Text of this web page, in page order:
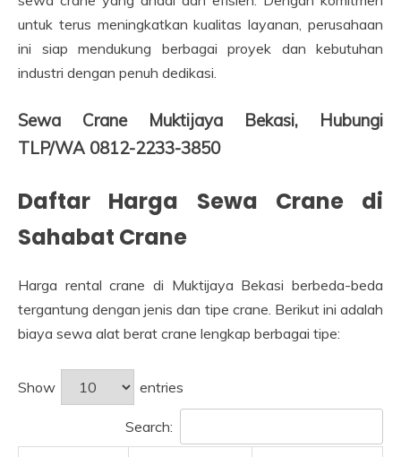
untuk terus meningkatkan kualitas layanan, perusahaan
ini siap mendukung berbagai proyek dan kebutuhan
industri dengan penuh dedikasi.
Sewa Crane Muktijaya Bekasi, Hubungi
TLP/WA 0812-2233-3850
Daftar Harga Sewa Crane di
Sahabat Crane
Harga rental crane di Muktijaya Bekasi berbeda-beda
tergantung dengan jenis dan tipe crane. Berikut ini adalah
biaya sewa alat berat crane lengkap berbagai tipe:
Show entries
Search: